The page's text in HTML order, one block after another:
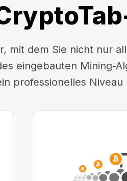
mit dem Sie nicht nur
eingebauten Mining-
professionelles Niveau